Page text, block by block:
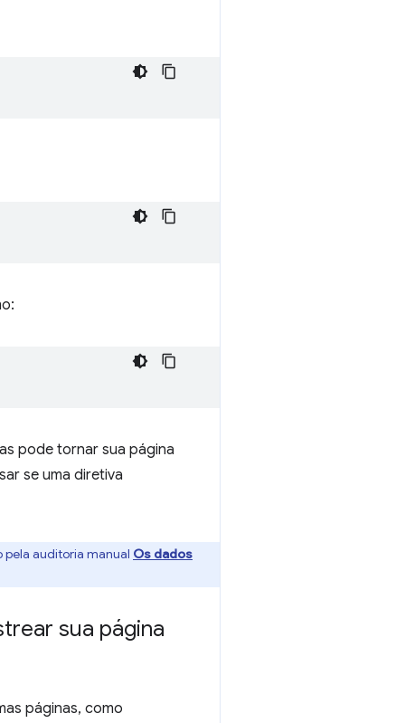
pode tornar sua página
se uma diretiva
pela auditoria manual Os dados
sua página
páginas, como